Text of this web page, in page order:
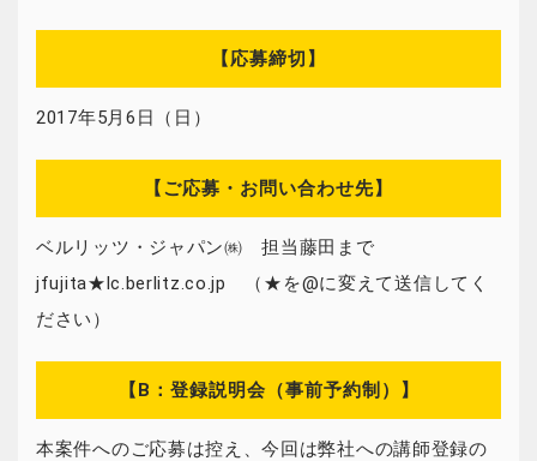
【応募締切】
2017年5月6日（日）
【ご応募・お問い合わせ先】
ベルリッツ・ジャパン㈱ 担当藤田まで
jfujita★lc.berlitz.co.jp （★を@に変えて送信してく
ださい）
【B：登録説明会（事前予約制）】
本案件へのご応募は控え、今回は弊社への講師登録の